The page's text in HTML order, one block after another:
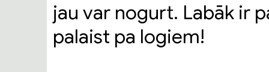
jau var nogurt. Labāk ir
palaist pa logiem!